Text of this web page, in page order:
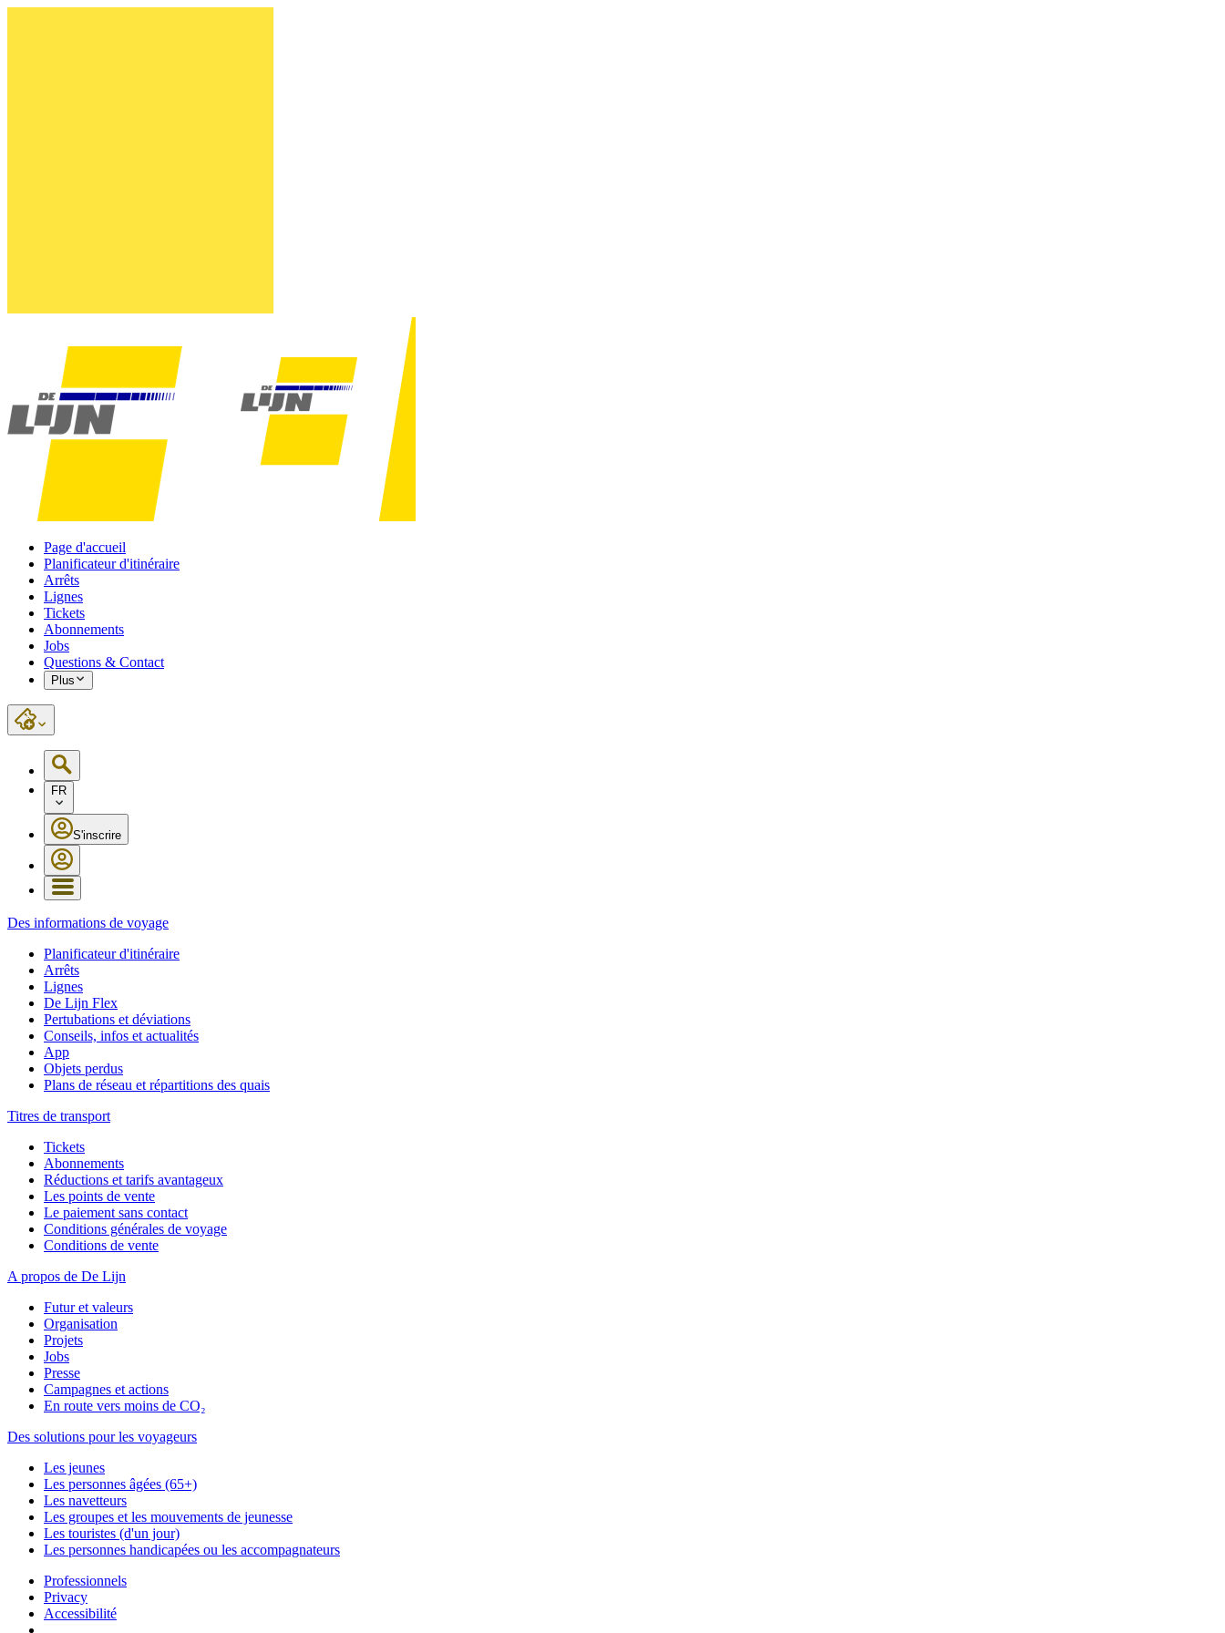
Page d'accueil
Planificateur d'itinéraire
Arrêts
Lignes
Tickets
Abonnements
Jobs
Questions & Contact
Plus
FR
S'inscrire
Des informations de voyage
Planificateur d'itinéraire
Arrêts
Lignes
De Lijn Flex
Pertubations et déviations
Conseils, infos et actualités
App
Objets perdus
Plans de réseau et répartitions des quais
Titres de transport
Tickets
Abonnements
Réductions et tarifs avantageux
Les points de vente
Le paiement sans contact
Conditions générales de voyage
Conditions de vente
A propos de De Lijn
Futur et valeurs
Organisation
Projets
Jobs
Presse
Campagnes et actions
En route vers moins de CO₂
Des solutions pour les voyageurs
Les jeunes
Les personnes âgées (65+)
Les navetteurs
Les groupes et les mouvements de jeunesse
Les touristes (d'un jour)
Les personnes handicapées ou les accompagnateurs
Professionnels
Privacy
Accessibilité